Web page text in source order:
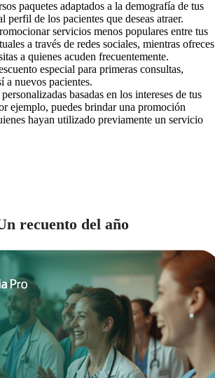
paquetes adaptados a la demografía de tus
perfil de los pacientes que deseas atraer.
servicios menos populares entre tus
a través de redes sociales, mientras ofreces
a quienes acuden frecuentemente.
especial para primeras consultas,
a nuevos pacientes.
basadas en los intereses de tus
ejemplo, puedes brindar una promoción
hayan utilizado previamente un servicio
recuento del año